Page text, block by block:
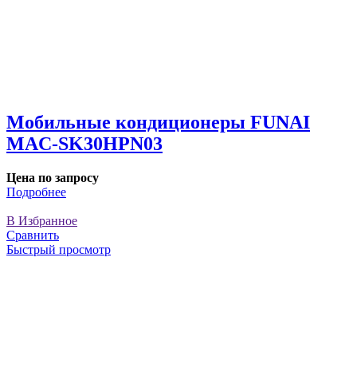
Мобильные кондиционеры FUNAI
MAC-SK30HPN03
Цена по запросу
Подробнее
В Избранное
Сравнить
Быстрый просмотр